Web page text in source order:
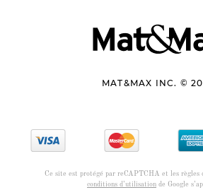
MAT&MAX INC. ©
Ce site est protégé par reCAPTCHA et les règles
conditions d’utilisation de Google